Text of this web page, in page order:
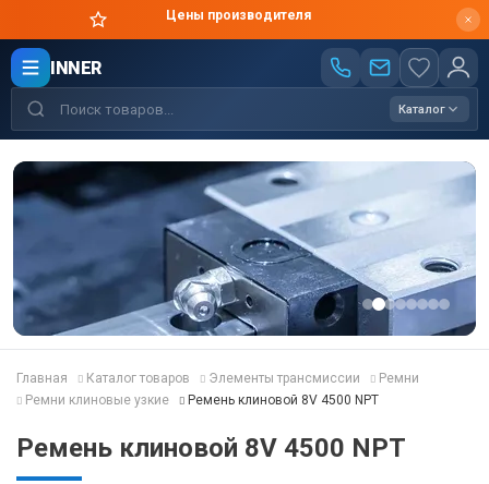
Цены производителя
INNER
Каталог
Главная Каталог товаров Элементы трансмиссии
Ремни
Ремни клиновые узкие
Ремень клиновой 8V 4500 NPT
Ремень клиновой 8V 4500 NPT